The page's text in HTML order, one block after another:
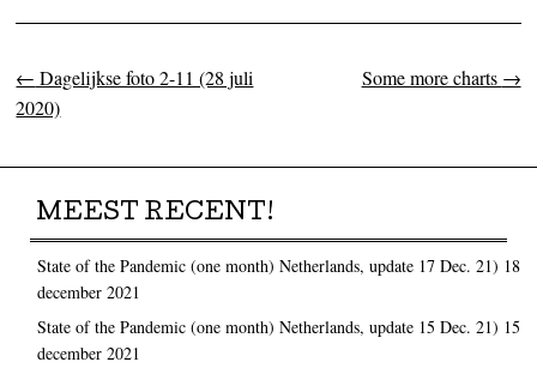
Post navigation
← Dagelijkse foto 2-11 (28 juli
2020)
Some more charts →
MEEST RECENT!
State of the Pandemic (one month) Netherlands, update 17 Dec. 21) 18
december 2021
State of the Pandemic (one month) Netherlands, update 15 Dec. 21) 15
december 2021